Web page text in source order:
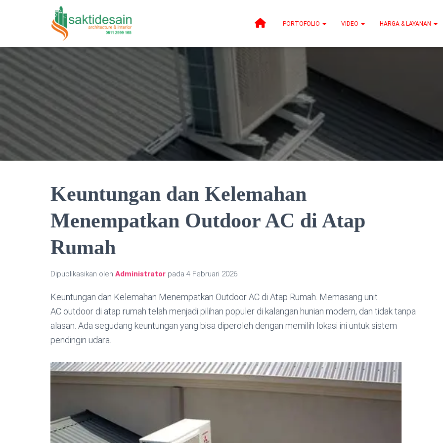
PORTOFOLIO VIDEO HARGA & LAYANAN
Keuntungan dan Kelemahan
Menempatkan Outdoor AC di Atap
Rumah
Dipublikasikan oleh Administrator pada 4 Februari 2026
Keuntungan dan Kelemahan Menempatkan Outdoor AC di Atap Rumah. Memasang unit
AC outdoor di atap rumah telah menjadi pilihan populer di kalangan hunian modern, dan tidak tanpa
alasan. Ada segudang keuntungan yang bisa diperoleh dengan memilih lokasi ini untuk sistem
pendingin udara.